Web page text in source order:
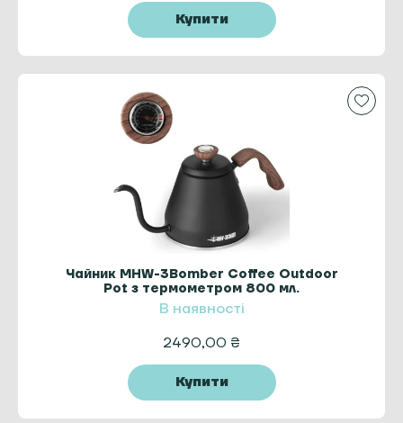
Купити
Чайник MHW-3Bomber Coffee Outdoor
Pot з термометром 800 мл.
В наявності
2490,00 ₴
Купити